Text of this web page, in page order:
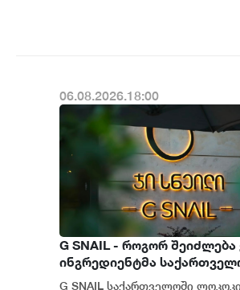
06.08.2026.18:00
G SNAIL - როგორ
ინგრედიენტმა
საერთაშორისო
G SNAIL საქართველოში